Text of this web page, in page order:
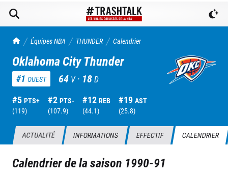
TrashTalk Actu NBA
Équipes NBA THUNDER Calendrier
Oklahoma City Thunder
#1 OUEST 64 V · 18D
#5 PTS+
(119)
#2 PTS-
(107.9)
#12 REB
(44.1)
#19 AST
(25.8)
ACTUALITÉ INFORMATIONS EFFECTIF CALENDRIER
Calendrier de la saison 1990-91